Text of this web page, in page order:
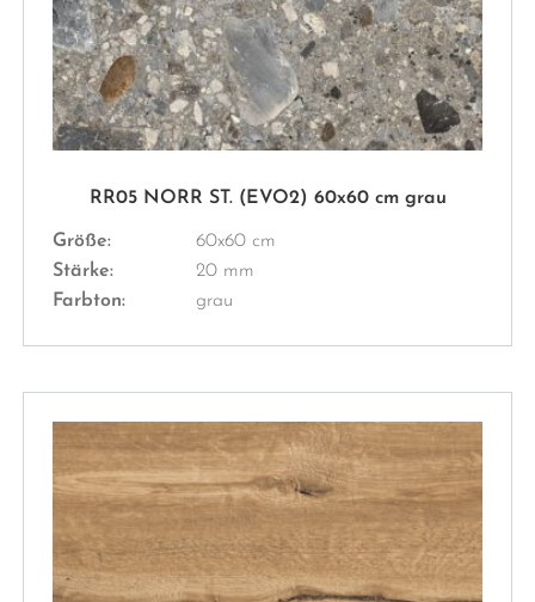
RR05 NORR ST. (EVO2) 60x60 cm grau
Größe:
60x60 cm
Stärke:
20 mm
Farbton:
grau